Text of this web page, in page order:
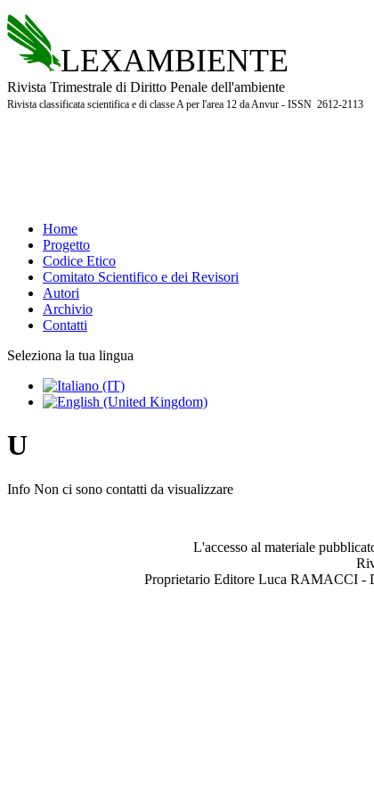
LEXAMBIENTE
Rivista Trimestrale di Diritto Penale dell'ambiente
Rivista classificata scientifica e di classe A per l'area 12 da Anvur - ISSN 2612-2113
Home
Progetto
Codice Etico
Comitato Scientifico e dei Revisori
Autori
Archivio
Contatti
Seleziona la tua lingua
U
Info Non ci sono contatti da visualizzare
L'accesso al materiale
Proprietario Editore Luca RAMACCI -